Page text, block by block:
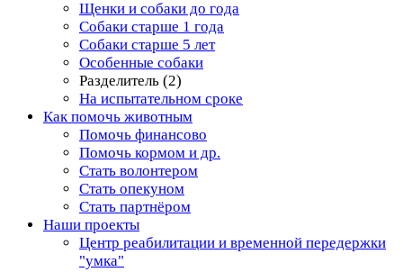
Щенки и собаки до года
Собаки старше 1 года
Собаки старше 5 лет
Особенные собаки
Разделитель (2)
На испытательном сроке
Как помочь животным
Помочь финансово
Помочь кормом и др.
Стать волонтером
Стать опекуном
Стать партнёром
Наши проекты
Центр реабилитации и временной передержки
"умка"